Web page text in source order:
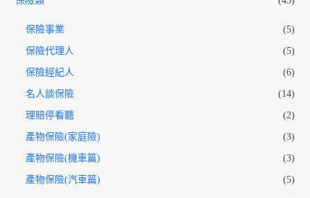
保險事業 (5)
保險代理人 (5)
保險經紀人 (6)
名人談保險 (14)
理賠停看聽 (2)
產物保險(家庭險) (3)
產物保險(機車篇) (3)
產物保險(汽車篇) (5)